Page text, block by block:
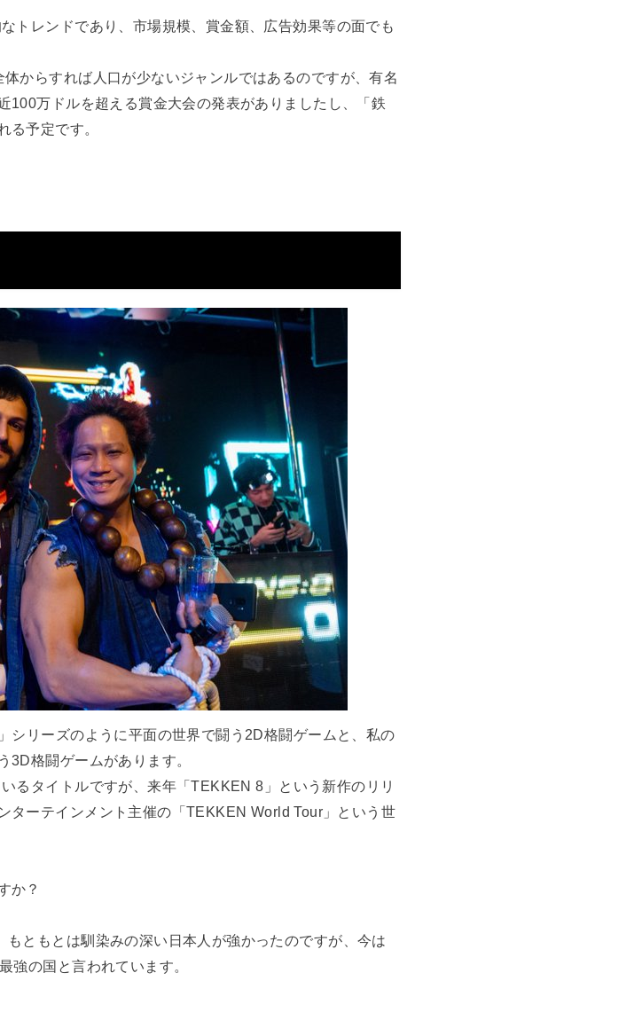
トレンドであり、市場規模、賞金額、広告効果等の面でも
からすれば人口が少ないジャンルではあるのですが、有名
100万ドルを超える賞金大会の発表がありましたし、「鉄
る予定です。
シリーズのように平面の世界で闘う2D格闘ゲームと、私の
3D格闘ゲームがあります。
るタイトルですが、来年「TEKKEN 8」という新作のリリ
ターテインメント主催の「TEKKEN World Tour」という世
か？
ともとは馴染みの深い日本人が強かったのですが、今は
強の国と言われています。